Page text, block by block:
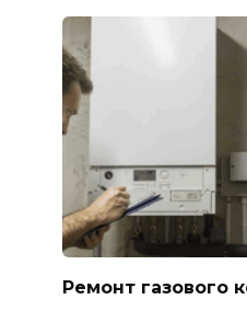
Ремонт газового